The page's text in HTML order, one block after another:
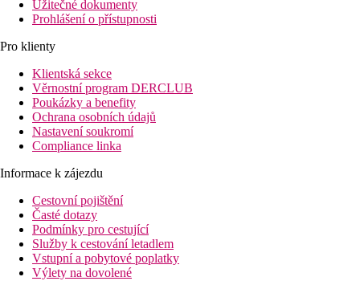
Užitečné dokumenty
Prohlášení o přístupnosti
Pro klienty
Klientská sekce
Věrnostní program DERCLUB
Poukázky a benefity
Ochrana osobních údajů
Nastavení soukromí
Compliance linka
Informace k zájezdu
Cestovní pojištění
Časté dotazy
Podmínky pro cestující
Služby k cestování letadlem
Vstupní a pobytové poplatky
Výlety na dovolené